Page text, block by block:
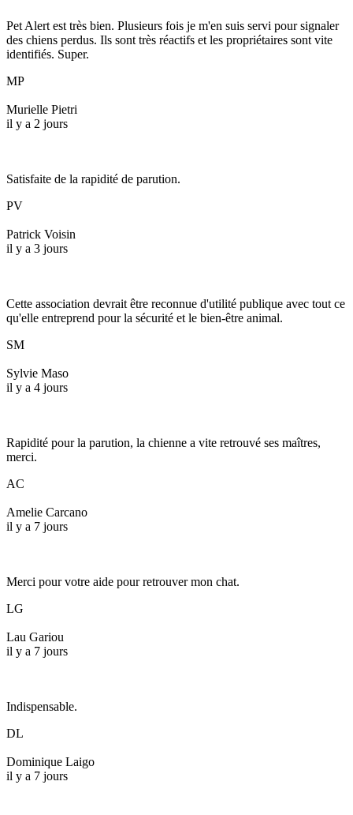
Pet Alert est très bien. Plusieurs fois je m'en suis servi pour signaler
des chiens perdus. Ils sont très réactifs et les propriétaires sont vite
identifiés. Super.
MP
Murielle Pietri
il y a 2 jours
Satisfaite de la rapidité de parution.
PV
Patrick Voisin
il y a 3 jours
Cette association devrait être reconnue d'utilité publique avec tout ce
qu'elle entreprend pour la sécurité et le bien-être animal.
SM
Sylvie Maso
il y a 4 jours
Rapidité pour la parution, la chienne a vite retrouvé ses maîtres,
merci.
AC
Amelie Carcano
il y a 7 jours
Merci pour votre aide pour retrouver mon chat.
LG
Lau Gariou
il y a 7 jours
Indispensable.
DL
Dominique Laigo
il y a 7 jours